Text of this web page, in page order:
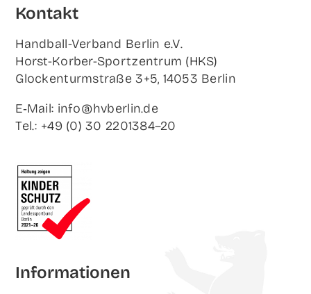
Kon­takt
Hand­ball-Ver­band Ber­lin e.V.
Horst-Korb­er-Sport­zen­trum (HKS)
Glo­cken­turm­stra­ße 3+5, 14053 Berlin
E‑Mail: info@hvberlin.de
Tel.: +49 (0) 30 2201384–20
Infor­ma­tio­nen